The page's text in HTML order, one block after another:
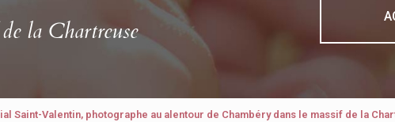
la Chartreuse
Saint-Valentin, photographe au alentour de Chambéry dans le massif de la